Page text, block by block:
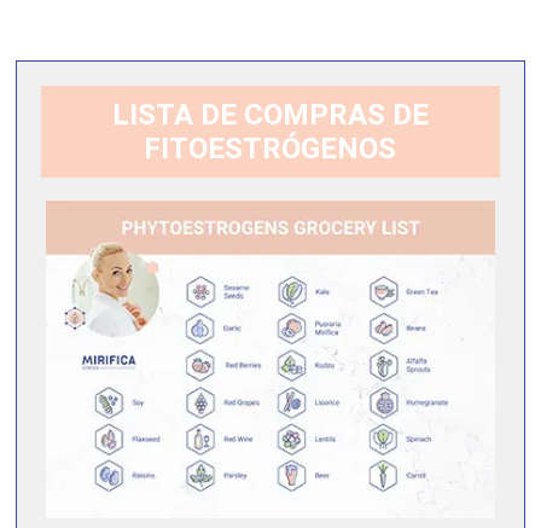
LISTA DE COMPRAS DE
FITOESTRÓGENOS